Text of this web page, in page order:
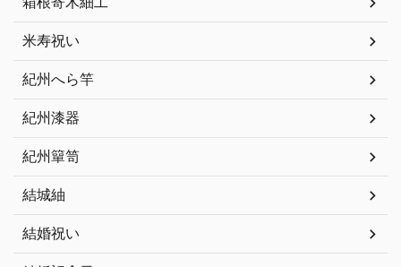
米寿祝い
紀州へら竿
紀州漆器
紀州簞笥
結城紬
結婚祝い